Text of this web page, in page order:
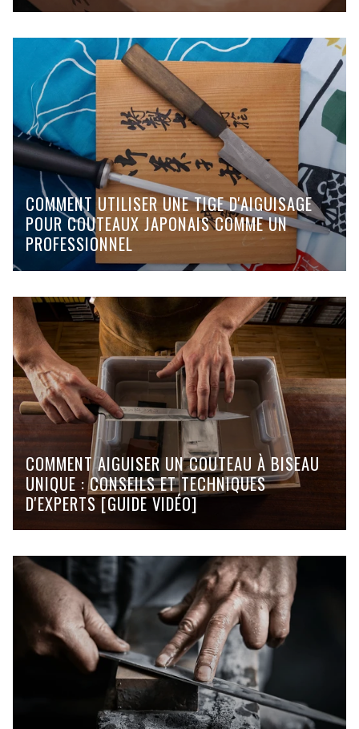
COMMENT UTILISER UNE TIGE D'AIGUISAGE
POUR COUTEAUX JAPONAIS COMME UN
PROFESSIONNEL
COMMENT AIGUISER UN COUTEAU À BISEAU
UNIQUE : CONSEILS ET TECHNIQUES
D'EXPERTS [GUIDE VIDÉO]